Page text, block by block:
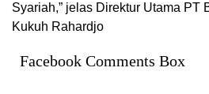
Syariah,” jelas Direktur Utama PT
Kukuh Rahardjo
Facebook Comments Box